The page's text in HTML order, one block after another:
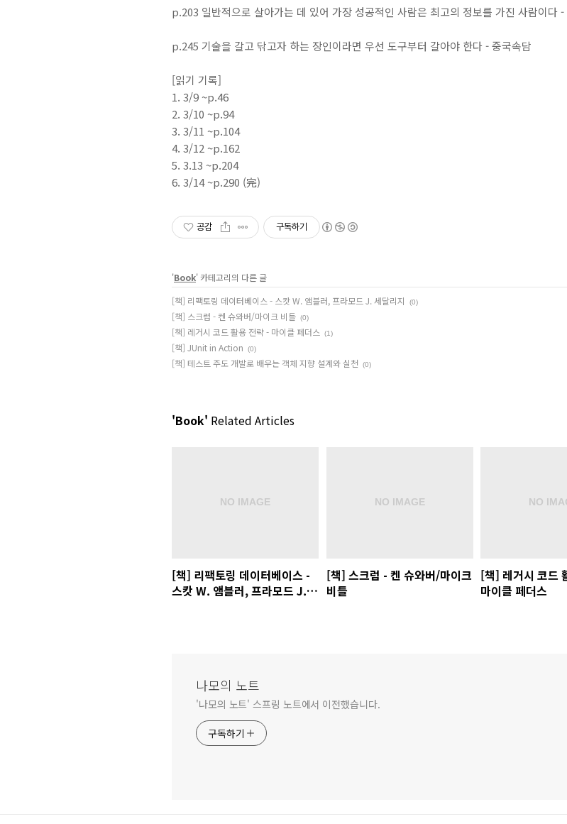
p.203 일반적으로 살아가는 데 있어 가장 성공적인 사람은 최고의 정보를 가진 사람이다
p.245 기술을 갈고 닦고자 하는 장인이라면 우선 도구부터 갈아야 한다 - 중국속담
[읽기 기록]
1. 3/9 ~p.46
2. 3/10 ~p.94
3. 3/11 ~p.104
4. 3/12 ~p.162
5. 3.13 ~p.204
6. 3/14 ~p.290 (完)
공감 구독하기
'Book' 카테고리의 다른 글
[책] 리팩토링 데이터베이스 - 스캇 W. 앰블러, 프라모드 J. 세달리지
(0)
[책] 스크럼 - 켄 슈와버/마이크 비들 (0)
[책] 레거시 코드 활용 전략 - 마이클 페더스 (1)
[책] JUnit in Action (0)
[책] 테스트 주도 개발로 배우는 객체 지향 설계와 실천 (0)
'Book' Related Articles
[책] 리팩토링 데이터베이스 -
스캇 W. 앰블러, 프라모드 J.
[책] 스크럼 - 켄 슈와버/마이크
비들
[책] 레거시 코드
마이클 페더스
나모의 노트
'나모의 노트' 스프링 노트에서 이전했습니다.
구독하기